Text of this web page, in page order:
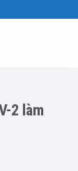
2 làm